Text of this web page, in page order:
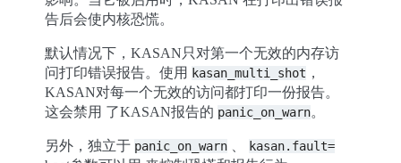
告后会使内核恐慌。
默认情况下，KASAN只对第一个无效的内存访
问打印错误报告。使用
kasan_multi_shot ，
KASAN对每一个无效的访问都打印一份报告。
这会禁用 了KASAN报告的 panic_on_warn。
另外，独立于 panic_on_warn kasan.fault=